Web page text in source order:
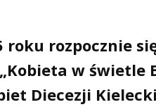
rozpocznie
w świetle
Diecezji